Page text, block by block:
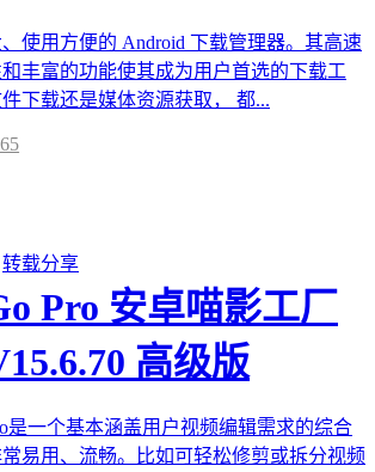
使用方便的 Android 下载管理器。其高速
丰富的功能使其成为用户首选的下载工
下载还是媒体资源获取， 都...
转载分享
Pro 安卓喵影工厂
高级版
是一个基本涵盖用户视频编辑需求的综合
易用、流畅。比如可轻松修剪或拆分视频